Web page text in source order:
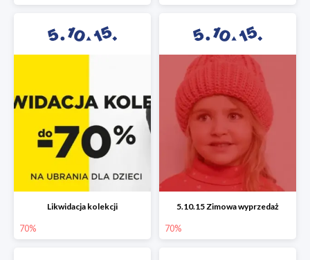
Likwidacja kolekcji
70%
5.10.15 Zimowa wyprzedaż
70%